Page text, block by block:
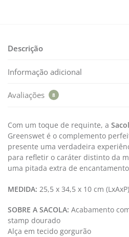
Descrição
Informação adicional
Avaliações 8
Com um toque de requinte, a
Greenswet é o complemento
presente uma verdadeira
para refletir o caráter distinto da
uma pitada extra de
MEDIDA: 25,5 x 34,5 x 10 cm (LxAxP)
SOBRE A SACOLA: Acabamento
stamp dourado
Alça em tecido gorgurão